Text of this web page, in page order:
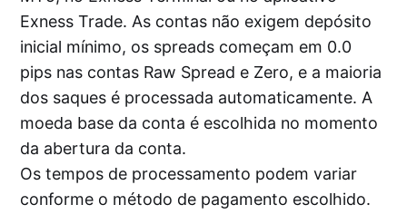
Exness Trade. As contas não exigem depósito
inicial mínimo, os spreads começam em 0.0
pips nas contas Raw Spread e Zero, e a maioria
dos saques é processada automaticamente. A
moeda base da conta é escolhida no momento
da abertura da conta.
Os tempos de processamento podem variar
conforme o método de pagamento escolhido.